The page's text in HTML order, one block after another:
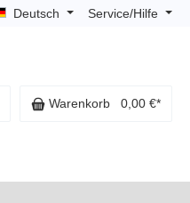
Deutsch Service/Hilfe
Warenkorb 0,00 €*